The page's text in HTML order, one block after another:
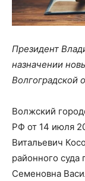
Президент
назначении
Волгоградской
Волжский
РФ от 14 июля
Витальевич
районного суда
Семеновна